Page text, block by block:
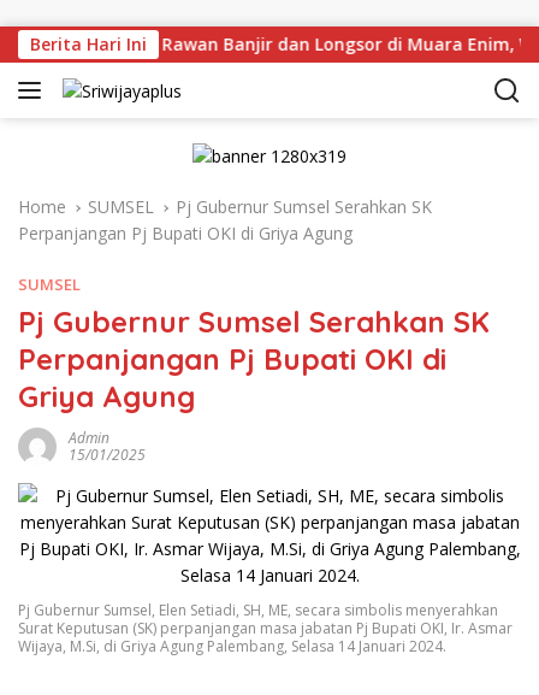
Berita Hari IniTitik Rawan Banjir dan Longsor di Muara Enim,
Home SUMSEL
Pj Gubernur Sumsel Serahkan SK
Perpanjangan Pj Bupati OKI di Griya Agung
SUMSEL
Pj Gubernur Sumsel Serahkan SK
Perpanjangan Pj Bupati OKI di
Griya Agung
Admin
15/01/2025
Pj Gubernur Sumsel, Elen Setiadi, SH, ME, secara simbolis menyerahkan
Surat Keputusan (SK) perpanjangan masa jabatan Pj Bupati OKI, Ir. Asmar
Wijaya, M.Si, di Griya Agung Palembang, Selasa 14 Januari 2024.